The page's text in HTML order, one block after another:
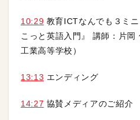
10:29 教育ICTなんでも３ミ
こっと英語入門』 講師：片岡
工業高等学校）
13:13 エンディング
14:27 協賛メディアのご紹介